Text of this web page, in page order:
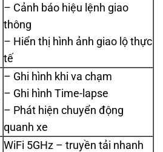
– Cảnh báo hiệu lệnh giao
thông
– Hiển thị hình ảnh giao lộ thực
tế
– Ghi hình khi va chạm
– Ghi hình Time-lapse
– Phát hiện chuyển động
quanh xe
WiFi 5GHz – truyền tải nhanh